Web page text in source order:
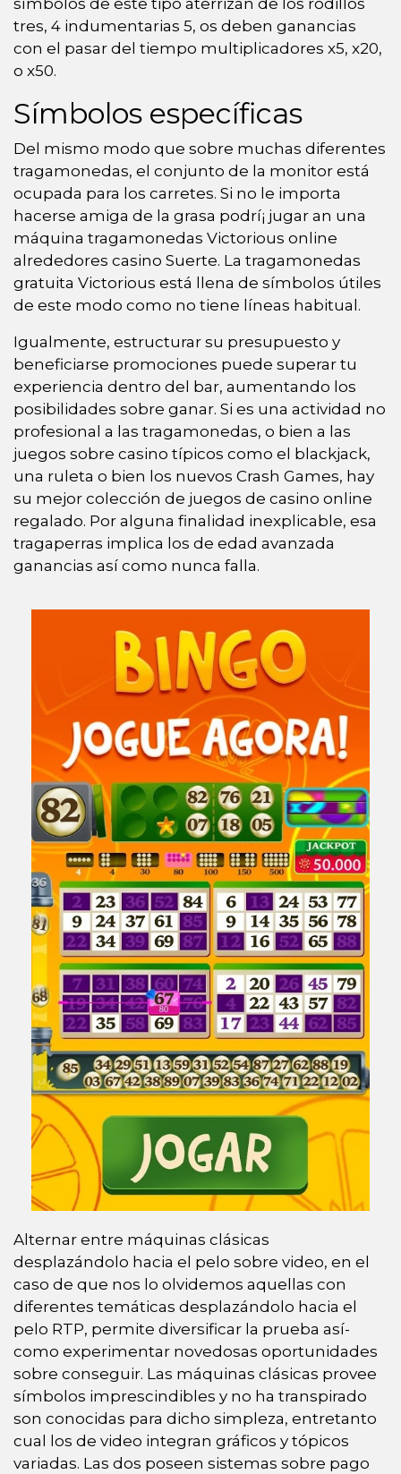
tres, 4 indumentarias 5, os deben ganancias
con el pasar del tiempo multiplicadores x5, x20,
o x50.
Símbolos específicas
Del mismo modo que sobre muchas diferentes
tragamonedas, el conjunto de la monitor está
ocupada para los carretes. Si no le importa
hacerse amiga de la grasa podrí¡ jugar an una
máquina tragamonedas Victorious online
alrededores casino Suerte. La tragamonedas
gratuita Victorious está llena de símbolos útiles
de este modo­ como no tiene líneas habitual.
Igualmente, estructurar su presupuesto y
beneficiarse promociones puede superar tu
experiencia dentro del bar, aumentando los
posibilidades sobre ganar. Si es una actividad no
profesional a las tragamonedas, o bien a las
juegos sobre casino tí­picos como el blackjack,
una ruleta o bien los nuevos Crash Games, hay
su mejor colección de juegos de casino online
regalado. Por alguna finalidad inexplicable, esa
tragaperras implica los de edad avanzada
ganancias así­ como nunca falla.
Alternar entre máquinas clásicas
desplazándolo hacia el pelo sobre video, en el
caso de que nos lo olvidemos aquellas con
diferentes temáticas desplazándolo hacia el
pelo RTP, permite diversificar la prueba así­
como experimentar novedosas oportunidades
sobre conseguir. Las máquinas clásicas provee
símbolos imprescindibles y no ha transpirado
son conocidas para dicho simpleza, entretanto
cual los de video integran gráficos y tópicos
variadas. Las dos poseen sistemas sobre pago